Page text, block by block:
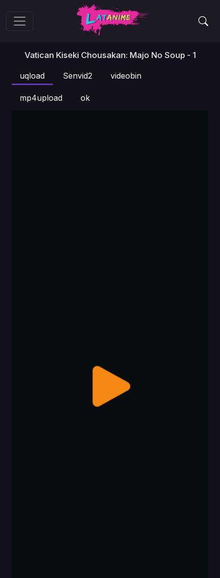
Vatican Kiseki Chousakan: Majo No Soup - 1
uqload Senvid2 videobin
mp4upload ok